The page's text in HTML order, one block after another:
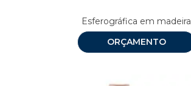
Esferográfica em madeira
ORÇAMENTO